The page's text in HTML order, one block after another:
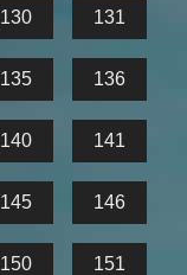
130 131
135 136
140 141
145 146
150 151